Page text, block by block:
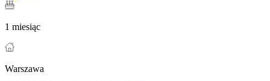
1 miesiąc
Warszawa